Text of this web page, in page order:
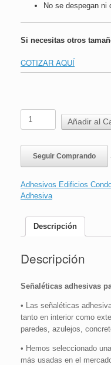
No se despegan ni
Si necesitas otros
COTIZAR AQUÍ
Adhesivo
Reciclaje
|
16x24cms
cantidad
Añadir al
Seguir Comprando
Adhesivos Edificios
Adhesiva
Descripción
Descripción
Señaléticas adhesivas
• Las señaléticas
tanto en interior como
paredes, azulejos,
• Hemos seleccionado
más usadas en el